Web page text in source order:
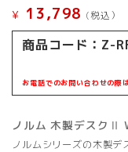
¥ 13,798 (税込）
商品コード： Z-
お電話でのお問い合わせの際
ノルム 木製デスクⅡ
ノルムシリーズの木製